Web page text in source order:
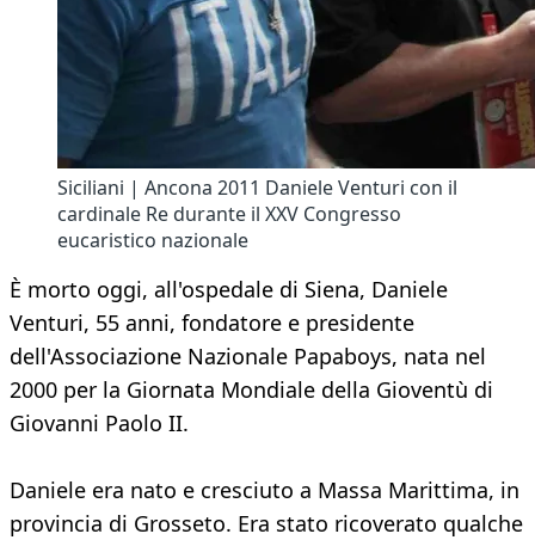
Siciliani | Ancona 2011 Daniele Venturi con il
cardinale Re durante il XXV Congresso
eucaristico nazionale
È morto oggi, all'ospedale di Siena, Daniele
Venturi, 55 anni, fondatore e presidente
dell'Associazione Nazionale Papaboys, nata nel
2000 per la Giornata Mondiale della Gioventù di
Giovanni Paolo II.
Daniele era nato e cresciuto a Massa Marittima, in
provincia di Grosseto. Era stato ricoverato qualche